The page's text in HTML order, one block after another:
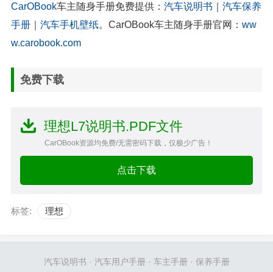
CarOBook车主随身手册免费提供： 汽车说明书
汽车保养
手册
汽车手机壁纸。CarOBook车主随身手册官网： ww
w.carobook.com
免费下载
理想L7说明书.PDF文件
CarOBook资源均免费/无需密码下载，仅极少广告！
点击下载
标签: 理想
汽车说明书 · 汽车用户手册· 车主手册· 保养手册